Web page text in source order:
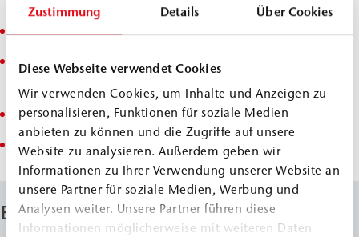
Zustimmung Details Über Cookies
Diese Webseite verwendet Cookies
Wir verwenden Cookies, um Inhalte und Anzeigen zu
personalisieren, Funktionen für soziale Medien
anbieten zu können und die Zugriffe auf unsere
Website zu analysieren. Außerdem geben wir
Informationen zu Ihrer Verwendung unserer Website an
unsere Partner für soziale Medien, Werbung und
Analysen weiter. Unsere Partner führen diese
Informationen möglicherweise mit weiteren Daten
Verkleben von Klebepackern
Rissverdämmung bei Injektionen nach DIN EN 1504-
Reprofilierung und Betonschutz nach DIN EN 13813
Verkleben von WEBAC Dichtband XT
Eigenschaften